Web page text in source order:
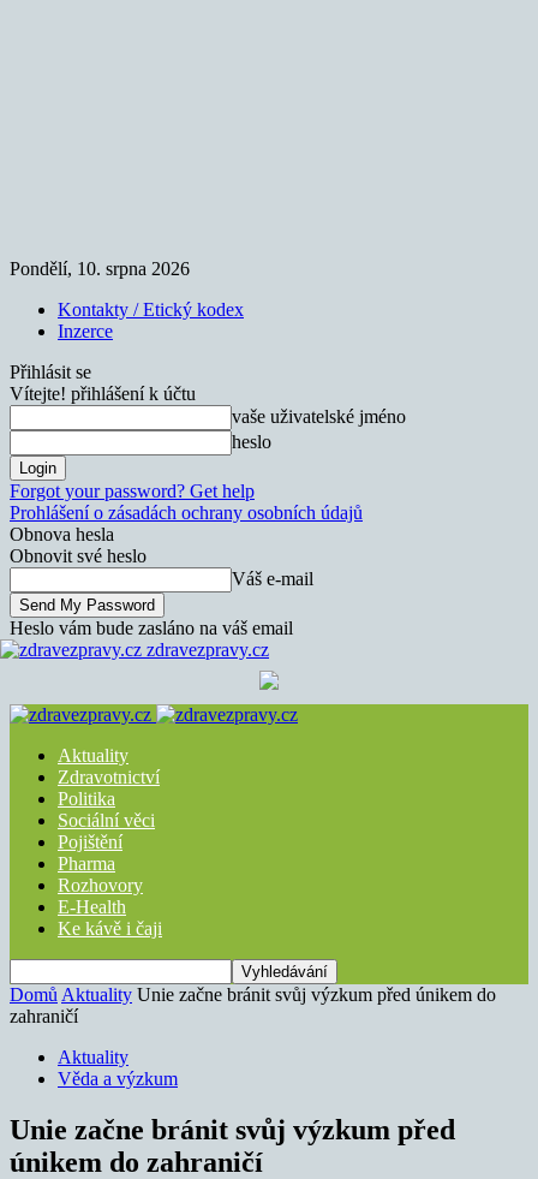
Pondělí, 10. srpna 2026
Kontakty / Etický kodex
Inzerce
Přihlásit se
Vítejte! přihlášení k účtu
vaše uživatelské jméno
heslo
Forgot your password? Get help
Prohlášení o zásadách ochrany osobních údajů
Obnova hesla
Obnovit své heslo
Váš e-mail
Heslo vám bude zasláno na váš email
zdravezpravy.cz
Aktuality
Zdravotnictví
Politika
Sociální věci
Pojištění
Pharma
Rozhovory
E-Health
Ke kávě i čaji
Domů Aktuality Unie začne bránit svůj výzkum před únikem do
zahraničí
Aktuality
Věda a výzkum
Unie začne bránit svůj výzkum před
únikem do zahraničí